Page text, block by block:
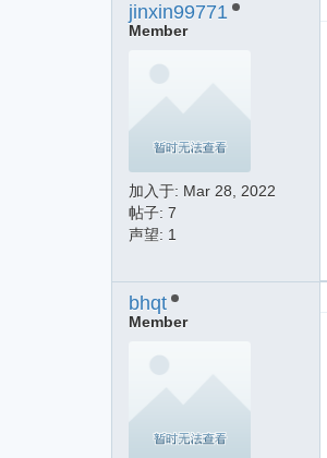
jinxin99771
Member
加入于: Mar 28, 2022
帖子: 7
声望: 1
bhqt
Member